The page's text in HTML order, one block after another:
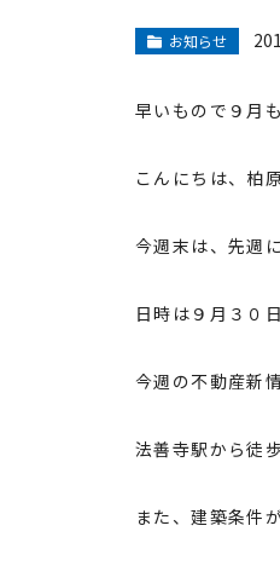
お知らせ
早いもので９月
こんにちは、柏
今週末は、先週
日時は９月３０
今週の不動産新
法善寺駅から徒
また、建築条件